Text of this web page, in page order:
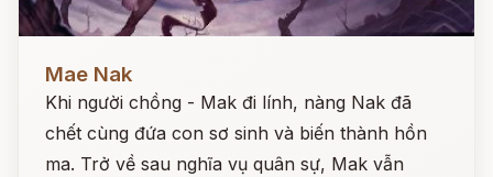
Mae Nak
Khi người chồng - Mak đi lính, nàng Nak đã
chết cùng đứa con sơ sinh và biến thành hồn
ma. Trở về sau nghĩa vụ quân sự, Mak vẫn